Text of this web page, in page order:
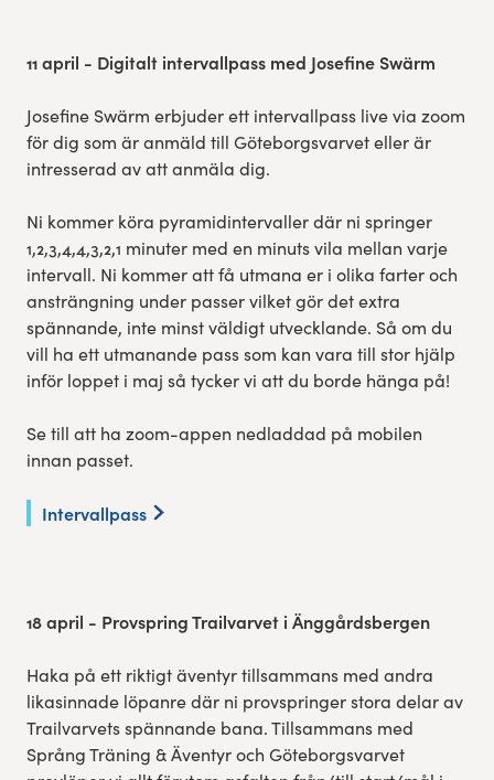
11 april - Digitalt intervallpass med Josefine Swärm
Josefine Swärm erbjuder ett intervallpass live via zoom
för dig som är anmäld till Göteborgsvarvet eller är
intresserad av att anmäla dig.
Ni kommer köra pyramidintervaller där ni springer
1,2,3,4,4,3,2,1 minuter med en minuts vila mellan varje
intervall. Ni kommer att få utmana er i olika farter och
ansträngning under passer vilket gör det extra
spännande, inte minst väldigt utvecklande. Så om du
vill ha ett utmanande pass som kan vara till stor hjälp
inför loppet i maj så tycker vi att du borde hänga på!
Se till att ha zoom-appen nedladdad på mobilen
innan passet.
Intervallpass
18 april - Provspring Trailvarvet i Änggårdsbergen
Haka på ett riktigt äventyr tillsammans med andra
likasinnade löpanre där ni provspringer stora delar av
Trailvarvets spännande bana. Tillsammans med
Språng Träning & Äventyr och Göteborgsvarvet